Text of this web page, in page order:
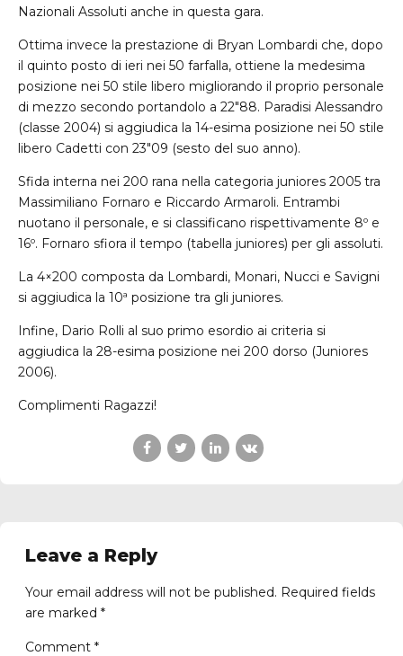
Nazionali Assoluti anche in questa gara.
Ottima invece la prestazione di Bryan Lombardi che, dopo
il quinto posto di ieri nei 50 farfalla, ottiene la medesima
posizione nei 50 stile libero migliorando il proprio personale
di mezzo secondo portandolo a 22″88. Paradisi Alessandro
(classe 2004) si aggiudica la 14-esima posizione nei 50 stile
libero Cadetti con 23″09 (sesto del suo anno).
Sfida interna nei 200 rana nella categoria juniores 2005 tra
Massimiliano Fornaro e Riccardo Armaroli. Entrambi
nuotano il personale, e si classificano rispettivamente 8º e
16º. Fornaro sfiora il tempo (tabella juniores) per gli assoluti.
La 4×200 composta da Lombardi, Monari, Nucci e Savigni
si aggiudica la 10ª posizione tra gli juniores.
Infine, Dario Rolli al suo primo esordio ai criteria si
aggiudica la 28-esima posizione nei 200 dorso (Juniores
2006).
Complimenti Ragazzi!
Leave a Reply
Your email address will not be published. Required fields
are marked *
Comment *